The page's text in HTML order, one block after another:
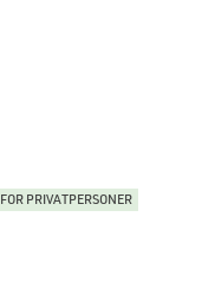
PRIVATPERSONER